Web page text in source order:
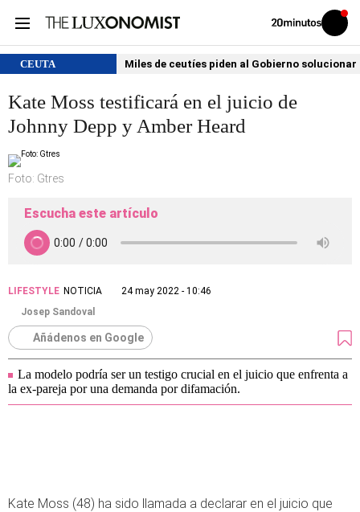
Volver
Iniciar
sesión
CEUTA Miles de ceutíes piden al Gobierno
Kate Moss testificará en el juicio de
Johnny Depp y Amber Heard
Foto: Gtres
Escucha este artículo
LIFESTYLE NOTICIA
24 may 2022 - 10:46
Josep Sandoval
Añádenos en Google
La modelo podría ser un testigo crucial en el juicio que enfrenta a
la ex-pareja por una demanda por difamación.
Kate Moss (48) ha sido llamada a declarar en el juicio que